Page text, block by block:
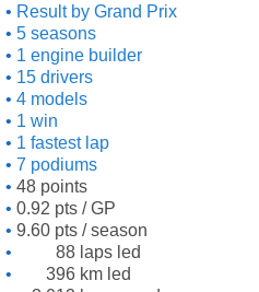
Result by Grand Prix
5 seasons
1 engine builder
15 drivers
4 models
1 win
1 fastest lap
7 podiums
48 points
0.92 pts / GP
9.60 pts / season
88 laps led
396 km led